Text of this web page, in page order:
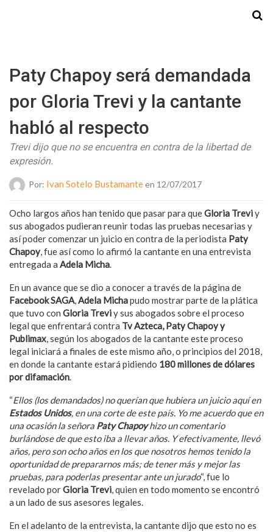
Paty Chapoy será demandada
por Gloria Trevi y la cantante
habló al respecto
Trevi dijo que no se encuentra en contra de la libertad de
expresión.
Por: Ivan Sotelo Bustamanteen 12/07/2017
Ocho largos años han tenido que pasar para queGloria Treviy
sus abogados pudieran reunir todas las pruebas necesarias y
así poder comenzar un juicio en contra de la periodista Paty
Chapoy, fue así como lo afirmó la cantante en una entrevista
entregada a Adela Micha.
En un avance que se dio a conocer a través de la página de
Facebook SAGA,Adela Michapudo mostrar parte de la plática
que tuvo con Gloria Treviy sus abogados sobre el proceso
legal que enfrentará contra Tv Azteca, Paty Chapoy y
Publimax, según los abogados de la cantante este proceso
legal iniciará a finales de este mismo año, o principios del 2018,
en donde la cantante estará pidiendo 180 millones de dólares
por difamación.
“Ellos (los demandados) no querían que hubiera un juicio aquí en
Estados Unidos, en una corte de este país. Yo me acuerdo que en
una ocasión la señora Paty Chapoyhizo un comentario
burlándose de que esto iba a llevar años. Y efectivamente, llevó
años, pero son ocho años en los que nosotros hemos tenido la
oportunidad de prepararnos más; de tener más y mejor las
pruebas, para poderlas presentar ante un jurado“, fue lo
revelado porGloria Trevi, quien en todo momento se encontró
a un lado de sus asesores legales.
En el adelanto de la entrevista, la cantante dijo que esto no es